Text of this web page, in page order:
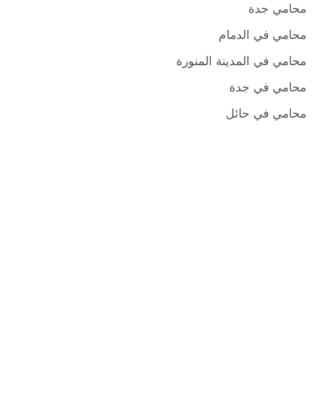
محامي جدة
محامي في الدمام
محامي في المدينة المنورة
محامي في جدة
محامي في حائل